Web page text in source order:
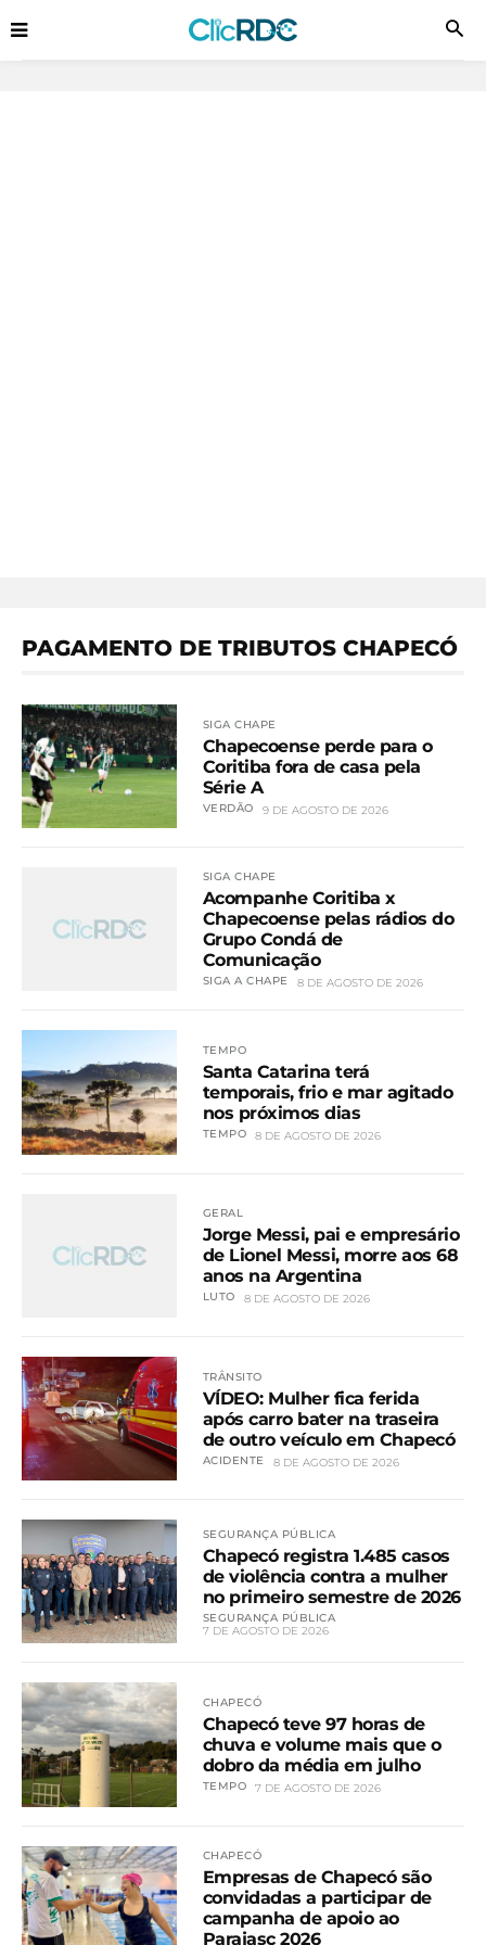
PAGAMENTO DE TRIBUTOS CHAPECÓ
SIGA CHAPE
Chapecoense perde para o
Coritiba fora de casa pela
Série A
VERDÃO 9 DE AGOSTO DE 2026
SIGA CHAPE
Acompanhe Coritiba x
Chapecoense pelas rádios do
Grupo Condá de
Comunicação
SIGA A CHAPE 8 DE AGOSTO DE 2026
TEMPO
Santa Catarina terá
temporais, frio e mar agitado
nos próximos dias
TEMPO 8 DE AGOSTO DE 2026
GERAL
Jorge Messi, pai e empresário
de Lionel Messi, morre aos 68
anos na Argentina
LUTO 8 DE AGOSTO DE 2026
TRÂNSITO
VÍDEO: Mulher fica ferida
após carro bater na traseira
de outro veículo em Chapecó
ACIDENTE 8 DE AGOSTO DE 2026
SEGURANÇA PÚBLICA
Chapecó registra 1.485 casos
de violência contra a mulher
no primeiro semestre de 2026
SEGURANÇA PÚBLICA
7 DE AGOSTO DE 2026
CHAPECÓ
Chapecó teve 97 horas de
chuva e volume mais que o
dobro da média em julho
TEMPO 7 DE AGOSTO DE 2026
CHAPECÓ
Empresas de Chapecó são
convidadas a participar de
campanha de apoio ao
Parajasc 2026